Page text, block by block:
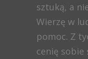
sztuką, a
Wierzę w
pomoc. Z
cenię sobie